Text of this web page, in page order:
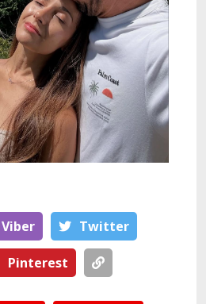
Viber Тwitter
Pinterest